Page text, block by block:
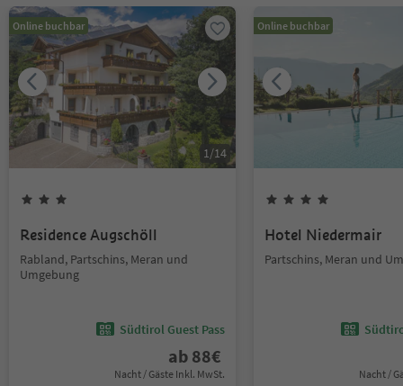
Online buchbar
1/14
Residence Augschöll
Rabland, Partschins, Meran und
Umgebung
Südtirol Guest Pass
ab 88€
Nacht / Gäste Inkl. MwSt.
Online buchbar
Hotel Niedermair
Partschins, Meran und
Nacht /